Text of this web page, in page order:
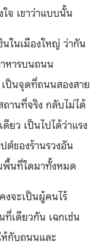
จ เขาว่าแบบนั้น
ในเมืองใหญ่ ว่ากัน
หารบนถนน
ป็นจุดที่ถนนสองสาย
านที่จริง กลับไม่ได้
ว เป็นไปได้ว่าแรง
ต์ของร้านรวงอัน
พื้นที่ใดมาทั้งหมด
งจะเป็นผู้คนไร้
เดียวกัน เฉกเช่น
กับถนนและ